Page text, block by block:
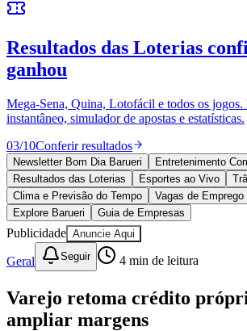
Anuncie no Portal
Cadastrar Empresa
Divulgar Vagas
Política
Esportes
Saúde
Segurança
Cultura
Meio Ambiente
Obras
Educação
Bairros de Barueri
Selecione sua regiãoPara notícias da sua região
Resultados das Loterias
ganhou
Mega-Sena, Quina, Lotofácil e todos os jogos.
instantâneo, simulador de apostas e estatísticas.
03/10Conferir resultados
Newsletter Bom Dia Barueri
Entretenimento
Resultados das Loterias
Esportes ao Vivo
Clima e Previsão do Tempo
Vagas de Emprego
Explore Barueri
Guia de Empresas
Publicidade Anuncie Aqui
Geral Seguir 4 min de leitura
Varejo retoma crédito
ampliar margens